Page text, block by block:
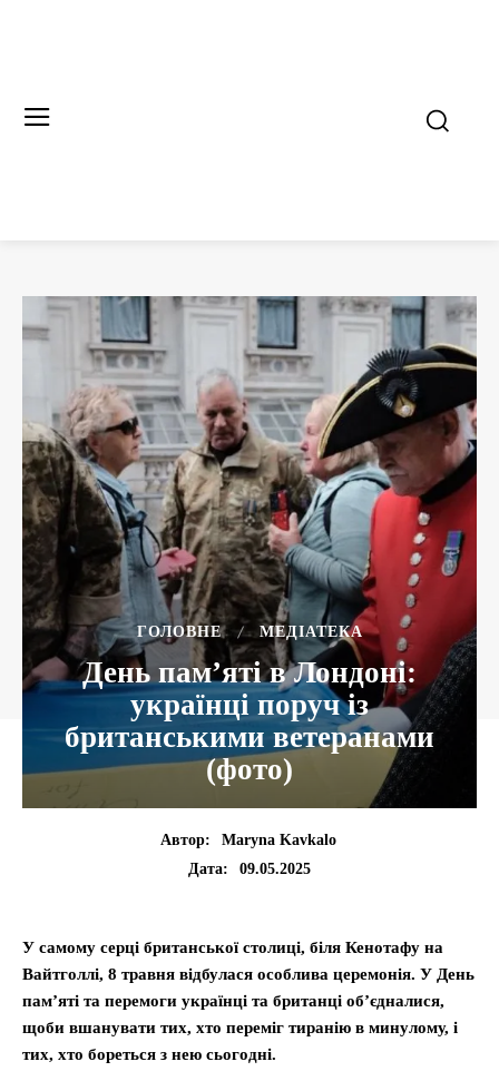
ГОЛОВНЕ МЕДІАТЕКА
День пам’яті в Лондоні:
українці поруч із
британськими ветеранами
(фото)
Автор:
Maryna Kavkalo
Дата:
09.05.2025
У самому серці британської столиці, біля Кенотафу на
Вайтголлі, 8 травня відбулася особлива церемонія. У День
пам’яті та перемоги українці та британці об’єдналися,
щоби вшанувати тих, хто переміг тиранію в минулому, і
тих, хто бореться з нею сьогодні.